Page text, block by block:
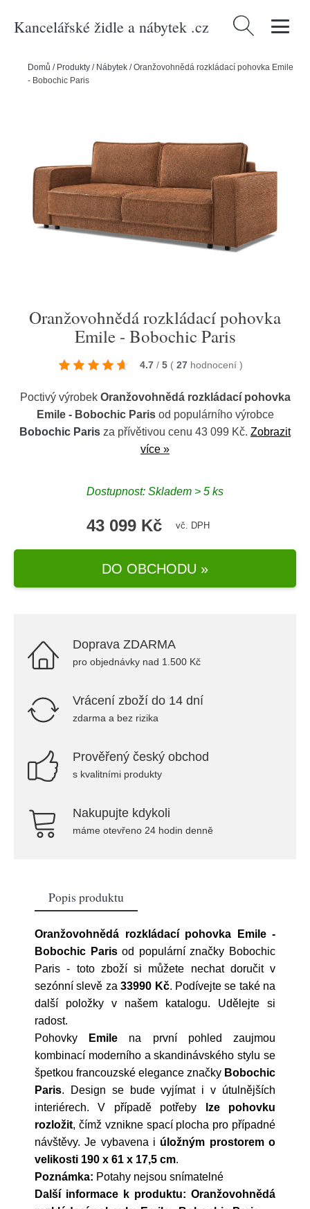
Kancelářské židle a nábytek .cz Vyhledávání
Domů / Produkty / Nábytek /Oranžovohnědá rozkládací pohovka Emile
- Bobochic Paris
Oranžovohnědá rozkládací pohovka
Emile - Bobochic Paris
4.7 / 5 ( 27 hodnocení )
Poctivý výrobek Oranžovohnědá rozkládací pohovka
Emile - Bobochic Parisod populárního výrobce
Bobochic Paris za přívětivou cenu 43 099 Kč. Zobrazit
více »
Dostupnost: Skladem > 5 ks
43 099 Kč vč. DPH
DO OBCHODU »
Doprava ZDARMA
pro objednávky nad 1.500 Kč
Vrácení zboží do 14 dní
zdarma a bez rizika
Prověřený český obchod
s kvalitními produkty
Nakupujte kdykoli
máme otevřeno 24 hodin denně
Popis produktu
Oranžovohnědá rozkládací pohovka Emile -
Bobochic Parisod populární značky Bobochic
Paris - toto zboží si můžete nechat doručit v
sezónní slevě za33990 Kč. Podívejte se také na
další položky v našem katalogu. Udělejte si
radost.
Pohovky
Emile na první pohled zaujmou
kombinací moderního a skandinávského stylu se
špetkou francouzské elegance značky Bobochic
Paris. Design se bude vyjímat i v útulnějších
interiérech. V případě potřeby
lze pohovku
rozložit, čímž vznikne spací plocha pro případné
návštěvy. Je vybavena i úložným prostorem o
velikosti 190 x 61 x 17,5 cm.
Poznámka: Potahy nejsou snímatelné
Další informace k produktu: Oranžovohnědá